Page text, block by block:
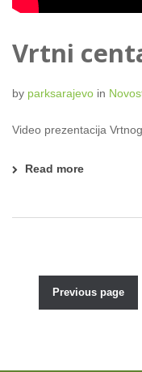
Vrtni
by parksarajevo in
Video prezentacija
Read more
Previous page